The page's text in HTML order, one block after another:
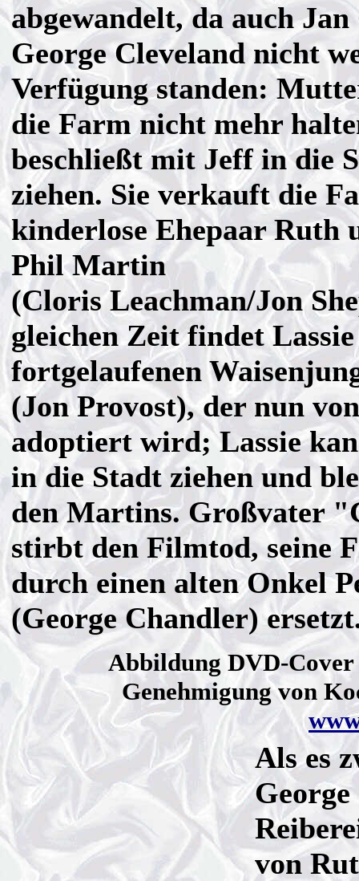
abgewandelt, da auch
George Cleveland nicht
Verfügung standen:
die Farm nicht mehr
beschließt mit Jeff in die
ziehen. Sie verkauft die
kinderlose Ehepaar Ruth
Phil Martin
(Cloris Leachman/Jon
gleichen Zeit findet
fortgelaufenen
(Jon Provost), der nun
adoptiert wird; Lassie
in die Stadt ziehen und
den Martins. Großvater
stirbt den Filmtod, seine
durch einen alten Onkel
(George Chandler)
Abbildung DVD-
Genehmigung von
Als es
von